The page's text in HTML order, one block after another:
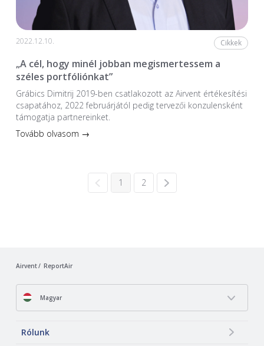
2022.12.10. Cikkek
„A cél, hogy minél jobban megismertessem a
széles portfóliónkat”
Grábics Dimitrij 2019-ben csatlakozott az Airvent értékesítési
csapatához, 2022 februárjától pedig tervezői konzulensként
támogatja partnereinket.
Tovább olvasom →
1 2
Airvent ReportAir
Magyar
Rólunk